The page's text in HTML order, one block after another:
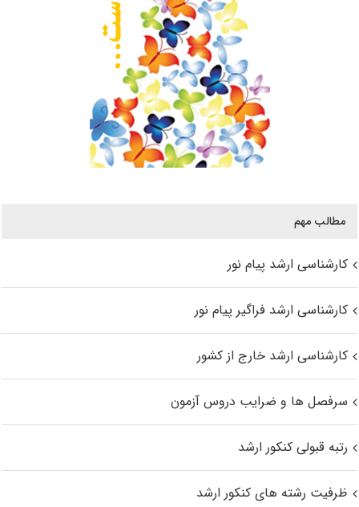
مطالب مهم
کارشناسی ارشد پیام نور
کارشناسی ارشد فراگیر پیام نور
کارشناسی ارشد خارج از کشور
سرفصل ها و ضرایب دروس آزمون
رتبه قبولی کنکور ارشد
ظرفیت رشته های کنکور ارشد